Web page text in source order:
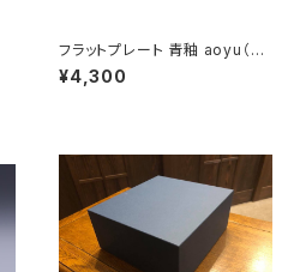
フラットプレート 青釉 aoyu（21
cm）
¥4,300